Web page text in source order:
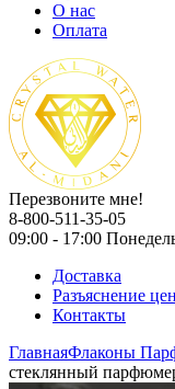
О нас
Оплата
Перезвоните мне!
8-800-511-35-05
09:00 - 17:00
Доставка
Разъяснение цен
Контакты
ГлавнаяФлаконы
стеклянный